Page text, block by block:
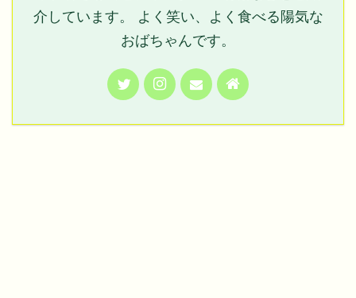
介しています。 よく笑い、よく食べる陽気な
おばちゃんです。